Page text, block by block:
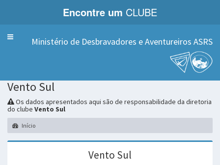
Encontre um CLUBE
Menu Ministério de Desbravadores e Aventureiros ASRS
Vento Sul
Os dados apresentados aqui são de responsabilidade da diretoria
do clube Vento Sul
Início
Vento Sul